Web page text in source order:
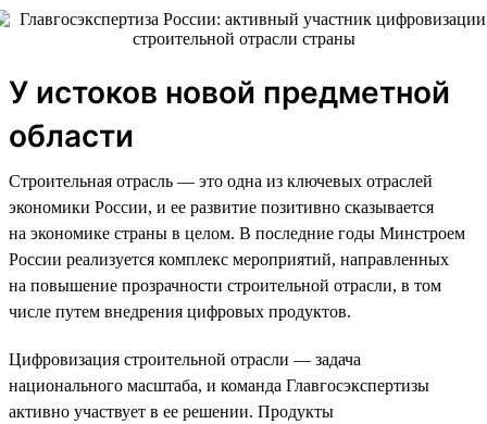
У истоков новой предметной
области
Строительная отрасль — это одна из ключевых отраслей
экономики России, и ее развитие позитивно сказывается
на экономике страны в целом. В последние годы Минстроем
России реализуется комплекс мероприятий, направленных
на повышение прозрачности строительной отрасли, в том
числе путем внедрения цифровых продуктов.
Цифровизация строительной отрасли — задача
национального масштаба, и команда Главгосэкспертизы
активно участвует в ее решении. Продукты